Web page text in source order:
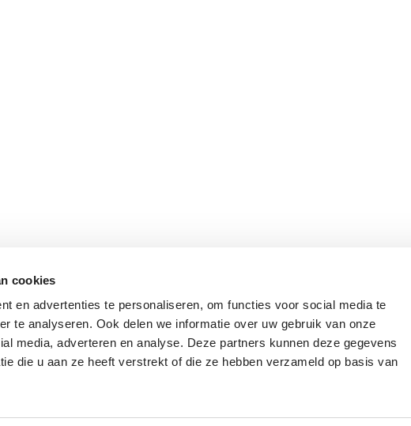
cookies
en advertenties te personaliseren, om functies voor social media te
te analyseren. Ook delen we informatie over uw gebruik van onze
media, adverteren en analyse. Deze partners kunnen deze gegevens
die u aan ze heeft verstrekt of die ze hebben verzameld op basis van